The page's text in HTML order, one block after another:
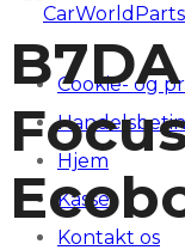
Cookie- og
Hjem
Kasse
Kontakt os